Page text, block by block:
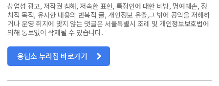
상업성 광고, 저작권 침해, 저속한 표현, 특정인에 대한 비방, 명예훼손, 정
치적 목적, 유사한 내용의 반복적 글, 개인정보 유출,그 밖에 공익을 저해하
거나 운영 취지에 맞지 않는 댓글은 서울특별시 조례 및 개인정보보호법에
의해 통보없이 삭제될 수 있습니다.
응답소 누리집 바로가기